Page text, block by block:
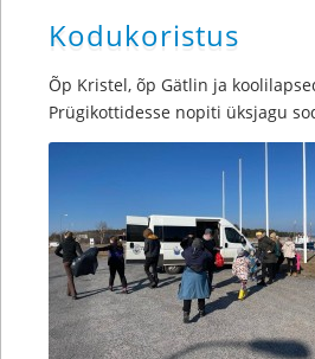
Kodukoristus
Õp Kristel, õp Gätlin ja
Prügikottidesse nopiti üksjagu